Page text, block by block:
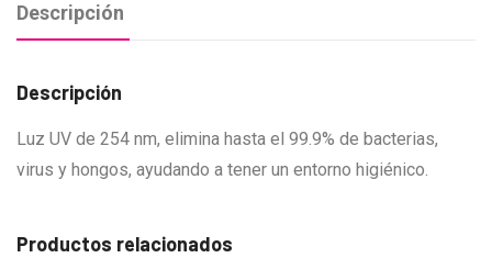
Descripción
Descripción
Luz UV de 254 nm, elimina hasta el 99.9% de bacterias,
virus y hongos, ayudando a tener un entorno higiénico.
Productos relacionados